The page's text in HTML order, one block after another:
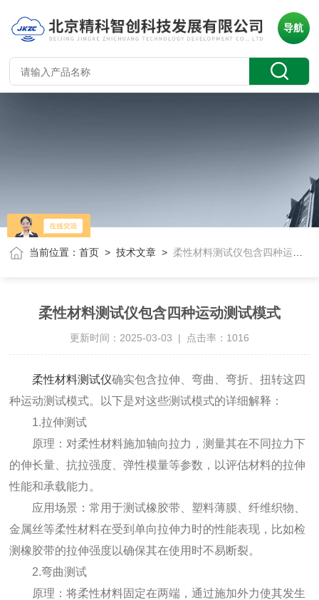
导航
当前位置：首页 >技术文章 >柔性材料测试仪包含四种运动测试模式
柔性材料测试仪包含四种运动测试模式
更新时间：2025-03-03 | 点击率：1016
柔性材料测试仪确实包含拉伸、弯曲、弯折、扭转这四
种运动测试模式。以下是对这些测试模式的详细解释：
1.拉伸测试
原理：对柔性材料施加轴向拉力，测量其在不同拉力下
的伸长量、抗拉强度、弹性模量等参数，以评估材料的拉伸
性能和承载能力。
应用场景：常用于测试橡胶带、塑料薄膜、纤维织物、
金属丝等柔性材料在受到单向拉伸力时的性能表现，比如检
测橡胶带的拉伸强度以确保其在使用时不易断裂。
2.弯曲测试
原理：将柔性材料固定在两端，通过施加外力使其发生